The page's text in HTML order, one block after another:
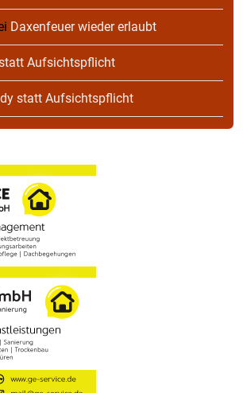
Daxenfeuer wieder erlaubt
Aufsichtspflicht
statt Aufsichtspflicht